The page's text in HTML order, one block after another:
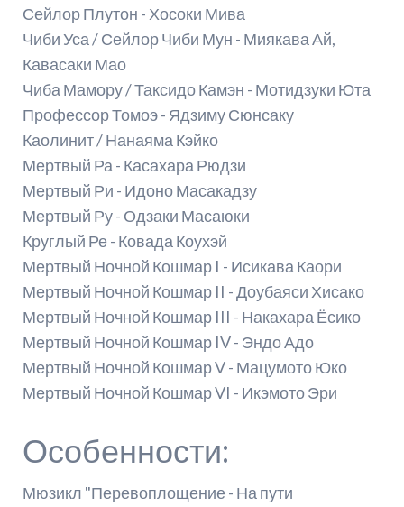
Сейлор Плутон - Хосоки Мива
Чиби Уса / Сейлор Чиби Мун - Миякава Ай,
Кавасаки Мао
Чиба Мамору / Таксидо Камэн - Мотидзуки Юта
Профессор Томоэ - Ядзиму Сюнсаку
Каолинит / Нанаяма Кэйко
Мертвый Ра - Касахара Рюдзи
Мертвый Ри - Идоно Масакадзу
Мертвый Ру - Одзаки Масаюки
Круглый Ре - Ковада Коухэй
Мертвый Ночной Кошмар I - Исикава Каори
Мертвый Ночной Кошмар II - Доубаяси Хисако
Мертвый Ночной Кошмар III - Накахара Ёсико
Мертвый Ночной Кошмар IV - Эндо Адо
Мертвый Ночной Кошмар V - Мацумото Юко
Мертвый Ночной Кошмар VI - Икэмото Эри
Особенности:
Мюзикл "Перевоплощение - На пути